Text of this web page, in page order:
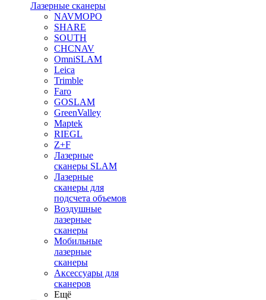
Лазерные сканеры
NAVMOPO
SHARE
SOUTH
CHCNAV
OmniSLAM
Leica
Trimble
Faro
GOSLAM
GreenValley
Maptek
RIEGL
Z+F
Лазерные
сканеры SLAM
Лазерные
сканеры для
подсчета объемов
Воздушные
лазерные
сканеры
Мобильные
лазерные
сканеры
Аксессуары для
сканеров
Ещё